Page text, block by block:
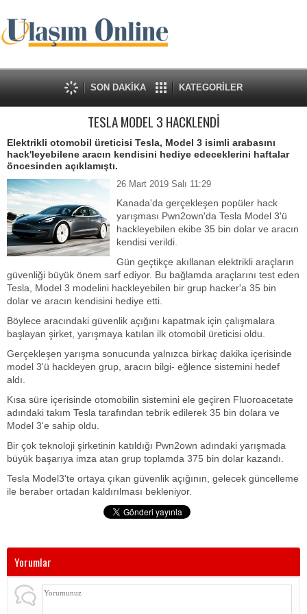
SON DAKİKA KATEGORİLER
TESLA MODEL 3 HACKLENDİ
Elektrikli otomobil üreticisi Tesla, Model 3 isimli arabasını
hack'leyebilene aracın kendisini hediye edeceklerini haftalar
öncesinden açıklamıştı.
26 Mart 2019 Salı 11:29
Kanada'da gerçekleşen popüler hack
yarışması Pwn2own'da Tesla Model 3'ü
hackleyebilen ekibe 35 bin dolar ve aracın
kendisi verildi.
Gün geçtikçe akıllanan elektrikli araçların
güvenliği büyük önem sarf ediyor. Bu bağlamda araçlarını test eden
Tesla, Model 3 modelini hackleyebilen bir grup hacker'a 35 bin
dolar ve aracın kendisini hediye etti.
Böylece aracındaki güvenlik açığını kapatmak için çalışmalara
başlayan şirket, yarışmaya katılan ilk otomobil üreticisi oldu.
Gerçekleşen yarışma sonucunda yalnızca birkaç dakika içerisinde
model 3'ü hackleyen grup, aracın bilgi- eğlence sistemini hedef
aldı.
Kısa süre içerisinde otomobilin sistemini ele geçiren Fluoroacetate
adındaki takım Tesla tarafından tebrik edilerek 35 bin dolara ve
Model 3'e sahip oldu.
Bir çok teknoloji şirketinin katıldığı Pwn2own adındaki yarışmada
büyük başarıya imza atan grup toplamda 375 bin dolar kazandı.
Tesla Model3'te ortaya çıkan güvenlik açığının, gelecek güncelleme
ile beraber ortadan kaldırılması bekleniyor.
Yorumlar